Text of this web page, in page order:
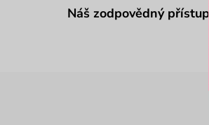
Náš zodpovědný přístup